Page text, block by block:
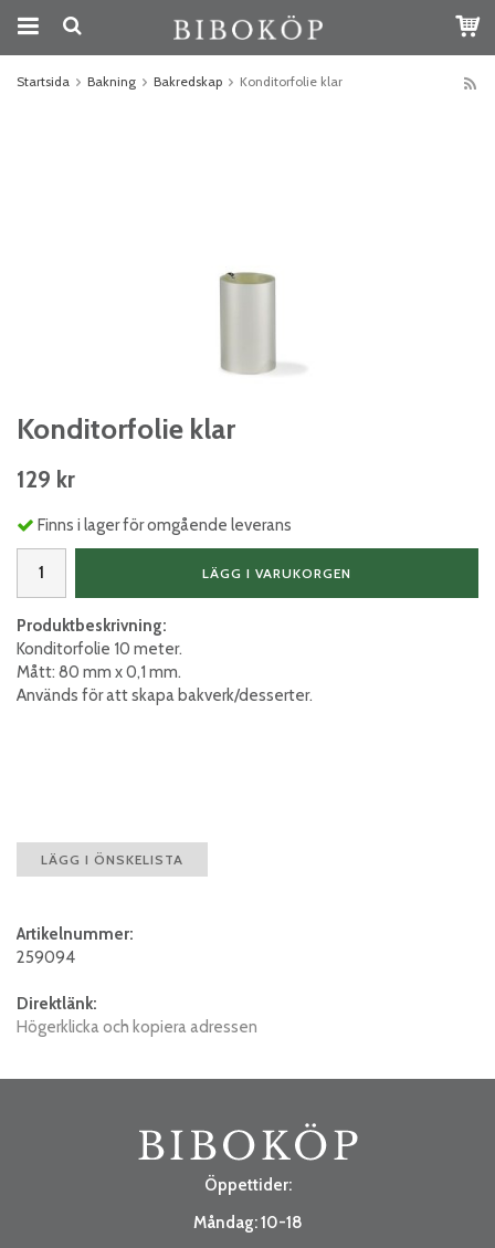
Startsida Bakning Bakredskap Konditorfolie klar
Konditorfolie klar
129 kr
Finns i lager för omgående leverans
LÄGG I VARUKORGEN
Produktbeskrivning:
Konditorfolie 10 meter.
Mått: 80 mm x 0,1 mm.
Används för att skapa bakverk/desserter.
LÄGG I ÖNSKELISTA
Artikelnummer:
259094
Direktlänk:
Högerklicka och kopiera adressen
Öppettider:
Måndag: 10-18